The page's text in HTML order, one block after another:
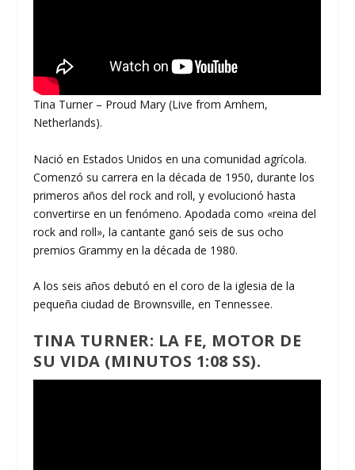
Tina Turner – Proud Mary (Live from Arnhem,
Netherlands).
Nació en Estados Unidos en una comunidad agrícola.
Comenzó su carrera en la década de 1950, durante los
primeros años del rock and roll, y evolucionó hasta
convertirse en un fenómeno. Apodada como «reina del
rock and roll», la cantante ganó seis de sus ocho
premios Grammy en la década de 1980.
A los seis años debutó en el coro de la iglesia de la
pequeña ciudad de Brownsville, en Tennessee.
TINA TURNER: LA FE, MOTOR DE
SU VIDA (MINUTOS 1:08 SS).